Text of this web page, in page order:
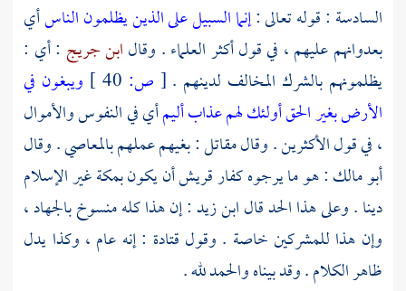
السادسة : قوله تعالى :إنما السبيل على الذين يظلمون الناسأي
بعدوانهم عليهم ، في قول أكثر العلماء . وقالابن جريج : أي :
يظلمونهم بالشرك المخالف لدينهم . [ ص:
ويبغون في
الأرض بغير الحق أولئك لهم عذاب أليمأي في النفوس والأموال
، في قول الأكثرين . وقالمقاتل: بغيهم عملهم بالمعاصي . وقال
أبو مالك: هو ما يرجوه كفارقريشأن يكونبمكةغير الإسلام
دينا . وعلى هذا الحد قالابن زيد: إن هذا كله منسوخ بالجهاد ،
وإن هذا للمشركين خاصة . وقول قتادة : إنه عام ، وكذا يدل
ظاهر الكلام . وقد بيناه والحمد لله .